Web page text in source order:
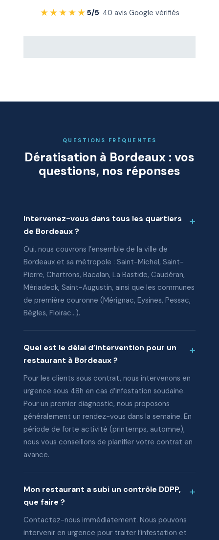
★★★★★ 5/5· 40 avis Google vérifiés
QUESTIONS FRÉQUENTES
Dératisation à Bordeaux : vos
questions, nos réponses
Intervenez-vous dans tous les quartiers
de Bordeaux ?
Oui, nous couvrons l’ensemble de la ville de
Bordeaux et sa métropole : Saint-Michel, Saint-
Pierre, Chartrons, Bacalan, La Bastide, Caudéran,
Mériadeck, Saint-Augustin, ainsi que les communes
de première couronne (Mérignac, Eysines, Pessac,
Bègles, Floirac…).
Quel est le délai d’intervention pour un
restaurant à Bordeaux ?
Pour les clients sous contrat, nous intervenons en
urgence sous 48h en cas d’infestation soudaine.
Pour un premier diagnostic, nous proposons
généralement un rendez-vous dans la semaine. En
période de forte activité (printemps, automne),
nous vous conseillons de planifier votre contrat en
avance.
Mon restaurant a subi un contrôle DDPP,
que faire ?
Contactez-nous immédiatement. Nous pouvons
intervenir en urgence pour traiter l’infestation et